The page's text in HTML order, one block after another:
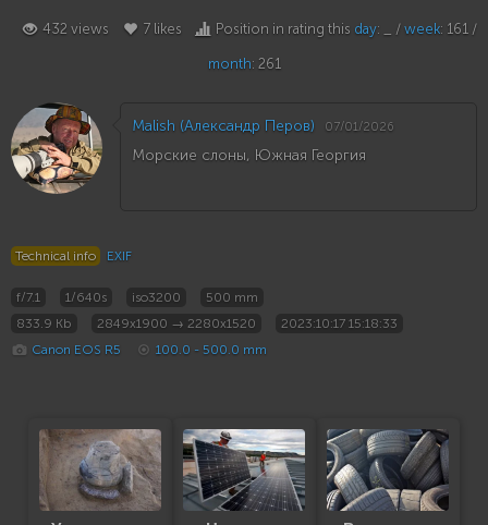
432 views 7 likes Position in rating this day: _ / week: 161 /
month: 261
Malish (Александр Перов) 07/01/2026
Морские слоны, Южная Георгия
Technical info EXIF
f/7.1 1/640s iso3200
500 mm
833.9 Kb
2849x1900 → 2280x1520
2023:10:17 15:18:33
Canon EOS R5
100.0 - 500.0 mm